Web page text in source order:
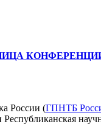
России (ГПНТБ